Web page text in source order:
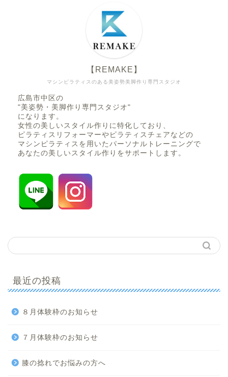
マシンピラティスのある美姿勢美脚作り専門スタジオ
【REMAKE】
広島市中区の
"美姿勢・美脚作り専門スタジオ"
になります。
女性の美しいスタイル作りに特化しており、
ピラティスリフォーマーやピラティスチェアなどの
マシンピラティスを用いたパーソナルトレーニングで
あなたの美しいスタイル作りをサポートします。
最近の投稿
８月体験枠のお知らせ
７月体験枠のお知らせ
膝の捻れでお悩みの方へ